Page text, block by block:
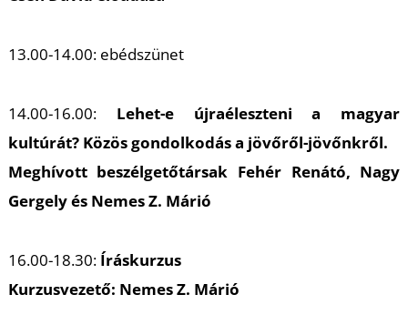
13.00-14.00: ebédszünet
14.00-16.00:
Lehet-e újraéleszteni a magyar
kultúrát? Közös gondolkodás a jövőről-jövőnkről.
Meghívott beszélgetőtársak Fehér Renátó, Nagy
Gergely és Nemes Z. Márió
16.00-18.30: Íráskurzus
Kurzusvezető: Nemes Z. Márió